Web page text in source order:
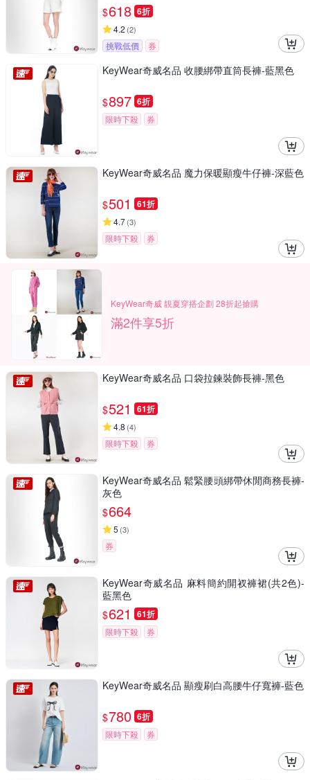
$618 6折
4.2 (2)
挑戰低價 券
KeyWear奇威名品 收腰綁帶直筒長褲-藍黑色
$897 6折
限時下殺 券
KeyWear奇威名品 魔力保暖顯瘦牛仔褲-深藍色
$501 61折
4.7(3)
限時下殺 券
KeyWear奇威 靚夏穿搭企劃 28折起搶購
滿2件享5折
KeyWear奇威名品 口袋拉鍊裝飾長褲-黑色
$521 61折
4.8 (4)
限時下殺 券
KeyWear奇威名品 鬆緊腰頭綁帶休閒商務長褲-
灰色
$664
5 (3)
券
KeyWear奇威名品 麻料簡約開衩褲裙(共2色)-
藍黑色
$621 61折
限時下殺 券
KeyWear奇威名品 顯瘦刷白高腰牛仔寬褲-藍色
$780 6折
限時下殺 券